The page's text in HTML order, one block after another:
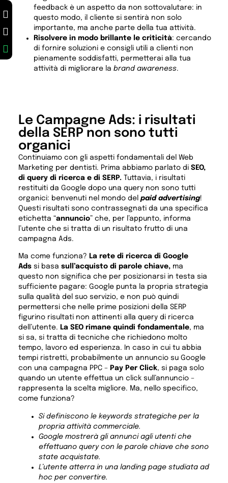
feedback è un aspetto da non sottovalutare: in
questo modo, il cliente si sentirà non solo
importante, ma anche parte della tua attività.
Risolvere in modo brillante le criticità: cercando
di fornire soluzioni e consigli utili a clienti non
pienamente soddisfatti, permetterai alla tua
attività di migliorare la brand awareness.
Le Campagne Ads: i risultati
della SERP non sono tutti
organici
Continuiamo con gli aspetti fondamentali del Web
Marketing per dentisti. Prima abbiamo parlato di SEO,
di query di ricerca e di SERP. Tuttavia, i risultati
restituiti da Google dopo una query non sono tutti
organici: benvenuti nel mondo del paid advertising!
Questi risultati sono contrassegnati da una specifica
etichetta “annuncio” che, per l’appunto, informa
l’utente che si tratta di un risultato frutto di una
campagna Ads.
Ma come funziona? La rete di ricerca di Google
Ads si basa sull’acquisto di parole chiave, ma
questo non significa che per posizionarsi in testa sia
sufficiente pagare: Google punta la propria strategia
sulla qualità del suo servizio, e non può quindi
permettersi che nelle prime posizioni della SERP
figurino risultati non attinenti alla query di ricerca
dell’utente. La SEO rimane quindi fondamentale, ma
si sa, si tratta di tecniche che richiedono molto
tempo, lavoro ed esperienza. In caso in cui tu abbia
tempi ristretti, probabilmente un annuncio su Google
con una campagna PPC – Pay Per Click, si paga solo
quando un utente effettua un click sull’annuncio –
rappresenta la scelta migliore. Ma, nello specifico,
come funziona?
Si definiscono le keywords strategiche per la
propria attività commerciale.
Google mostrerà gli annunci agli utenti che
effettuano query con le parole chiave che sono
state acquistate.
L’utente atterra in una landing page studiata ad
hoc per convertire.